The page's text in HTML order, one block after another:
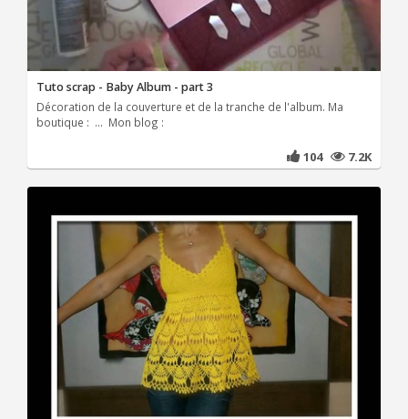
Tuto scrap - Baby Album - part 3
Décoration de la couverture et de la tranche de l'album. Ma
boutique : ... Mon blog :
104 7.2K